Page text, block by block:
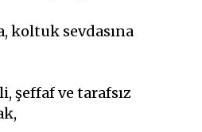
koltuk sevdasına
şeffaf ve tarafsız